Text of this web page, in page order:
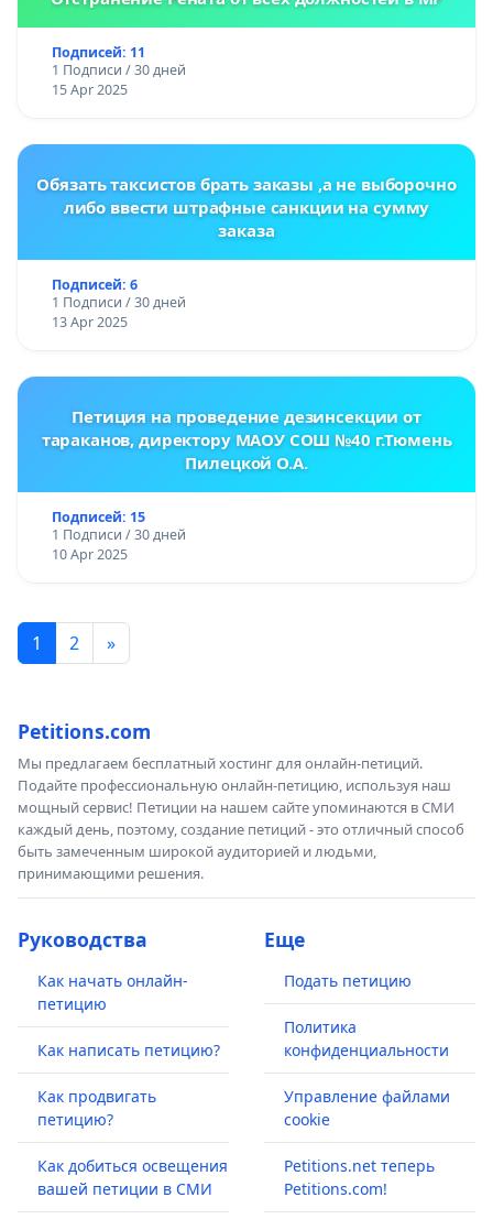
Подписей: 11
1 Подписи / 30 дней
15 Apr 2025
Обязать таксистов брать заказы ,а не выборочно
либо ввести штрафные санкции на сумму
заказа
Подписей: 6
1 Подписи / 30 дней
13 Apr 2025
Петиция на проведение дезинсекции от
тараканов, директору МАОУ СОШ №40 г.Тюмень
Пилецкой О.А.
Подписей: 15
1 Подписи / 30 дней
10 Apr 2025
1 2 »
Petitions.com
Мы предлагаем бесплатный хостинг для онлайн-петиций.
Подайте профессиональную онлайн-петицию, используя наш
мощный сервис! Петиции на нашем сайте упоминаются в СМИ
каждый день, поэтому, создание петиций - это отличный способ
быть замеченным широкой аудиторией и людьми,
принимающими решения.
Руководства
Как начать онлайн-
петицию
Как написать петицию?
Как продвигать
петицию?
Как добиться освещения
вашей петиции в СМИ
Еще
Подать петицию
Политика
конфиденциальности
Управление файлами
cookie
Petitions.net теперь
Petitions.com!